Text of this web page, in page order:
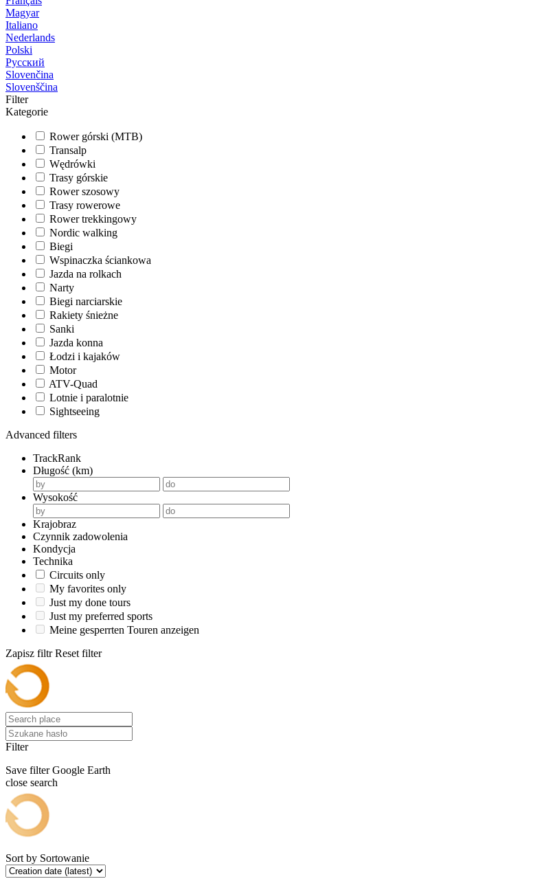
Magyar
Italiano
Nederlands
Polski
Русский
Slovenčina
Slovenščina
Filter
Kategorie
Rower górski (MTB)
Transalp
Wędrówki
Trasy górskie
Rower szosowy
Trasy rowerowe
Rower trekkingowy
Nordic walking
Biegi
Wspinaczka ściankowa
Jazda na rolkach
Narty
Biegi narciarskie
Rakiety śnieżne
Sanki
Jazda konna
Łodzi i kajaków
Motor
ATV-Quad
Lotnie i paralotnie
Sightseeing
Advanced filters
TrackRank
Długość (km)
Wysokość
Krajobraz
Czynnik zadowolenia
Kondycja
Technika
Circuits only
My favorites only
Just my done tours
Just my preferred sports
Meine gesperrten Touren anzeigen
Zapisz filtr Reset filter
Filter
Save filter Google Earth
close search
Sort by Sortowanie